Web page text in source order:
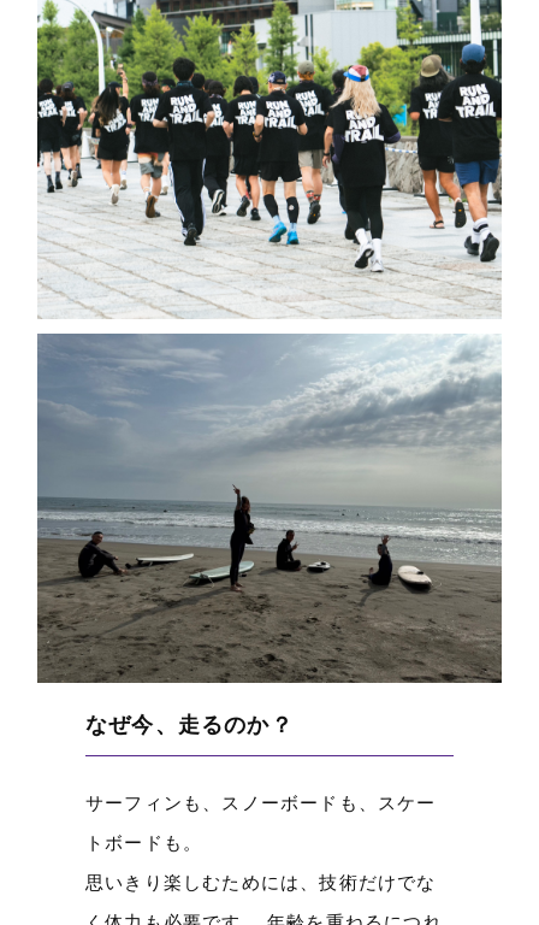
サーフィンも、スノーボードも、スケー
トボードも。
思いきり楽しむためには、技術だけでな